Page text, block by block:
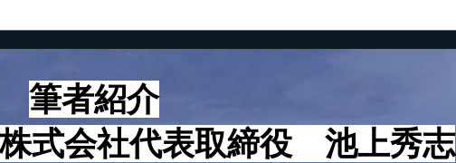
、本日は起業家が知って
き５つの数字についてお
せて頂きます。 まず、
な考え方についてお話を
筆者紹介
式会社代表取締役 池上秀志